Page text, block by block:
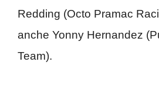
Redding (Octo Pramac
anche Yonny Hernandez
Team).